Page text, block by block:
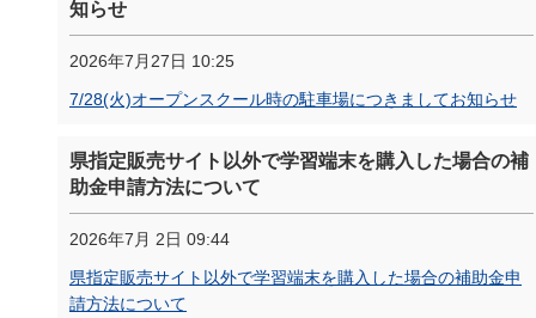
知らせ
2026年7月27日 10:25
7/28(火)オープンスクール時の駐車場につきましてお知らせ
県指定販売サイト以外で学習端末を購入した場合の補
助金申請方法について
2026年7月 2日 09:44
県指定販売サイト以外で学習端末を購入した場合の補助金申
請方法について